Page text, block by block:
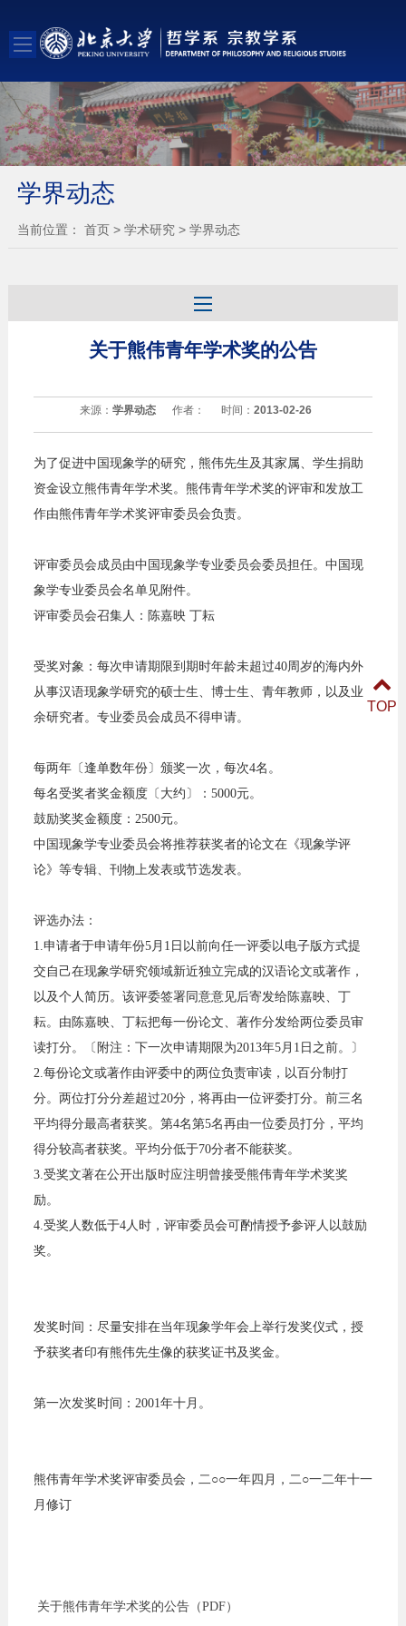
学界动态
当前位置： 首页> 学术研究> 学界动态
关于熊伟青年学术奖的公告
来源：学界动态 作者： 时间：2013-02-26
为了促进中国现象学的研究，熊伟先生及其家属、学生捐助
资金设立熊伟青年学术奖。熊伟青年学术奖的评审和发放工
作由熊伟青年学术奖评审委员会负责。
评审委员会成员由中国现象学专业委员会委员担任。中国现
象学专业委员会名单见附件。
评审委员会召集人：陈嘉映 丁耘
受奖对象：每次申请期限到期时年龄未超过40周岁的海内外
从事汉语现象学研究的硕士生、博士生、青年教师，以及业
余研究者。专业委员会成员不得申请。
每两年〔逢单数年份〕颁奖一次，每次4名。
每名受奖者奖金额度〔大约〕：5000元。
鼓励奖奖金额度：2500元。
中国现象学专业委员会将推荐获奖者的论文在《现象学评
论》等专辑、刊物上发表或节选发表。
评选办法：
1.申请者于申请年份5月1日以前向任一评委以电子版方式提
交自己在现象学研究领域新近独立完成的汉语论文或著作，
以及个人简历。该评委签署同意意见后寄发给陈嘉映、丁
耘。由陈嘉映、丁耘把每一份论文、著作分发给两位委员审
读打分。〔附注：下一次申请期限为2013年5月1日之前。〕
2.每份论文或著作由评委中的两位负责审读，以百分制打
分。两位打分分差超过20分，将再由一位评委打分。前三名
平均得分最高者获奖。第4名第5名再由一位委员打分，平均
得分较高者获奖。平均分低于70分者不能获奖。
3.受奖文著在公开出版时应注明曾接受熊伟青年学术奖奖
励。
4.受奖人数低于4人时，评审委员会可酌情授予参评人以鼓励
奖。
发奖时间：尽量安排在当年现象学年会上举行发奖仪式，授
予获奖者印有熊伟先生像的获奖证书及奖金。
第一次发奖时间：2001年十月。
熊伟青年学术奖评审委员会，二○○一年四月，二○一二年十一
月修订
关于熊伟青年学术奖的公告（PDF）
TOP